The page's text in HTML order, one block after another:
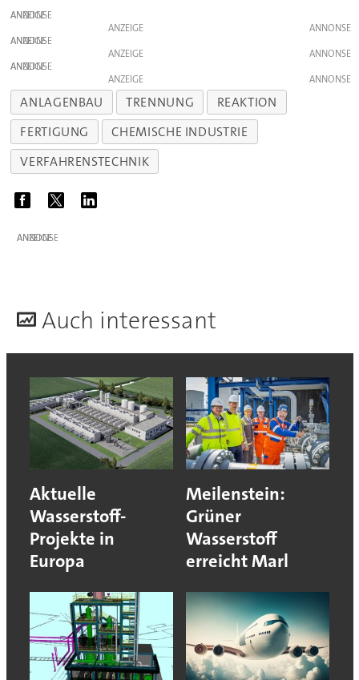
ANZEIGE
ANZEIGE
ANZEIGE
ANZEIGE
ANZEIGE
ANZEIGE
ANLAGENBAU TRENNUNG
REAKTION
FERTIGUNG
CHEMISCHE INDUSTRIE
VERFAHRENSTECHNIK
ANZEIGE
Auch interessant
Aktuelle
Wasserstoff-
Projekte in
Europa
Meilenstein:
Grüner
Wasserstoff
erreicht Marl